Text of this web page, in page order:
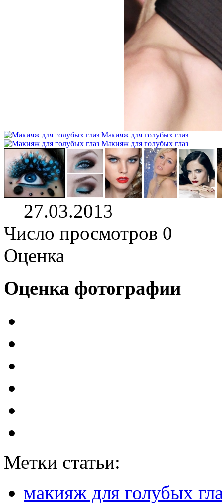
Макияж для голубых глаз
Макияж для голубых глаз
27.03.2013
Число просмотров 0
Оценка
Оценка фотографии
Метки статьи:
макияж для голубых